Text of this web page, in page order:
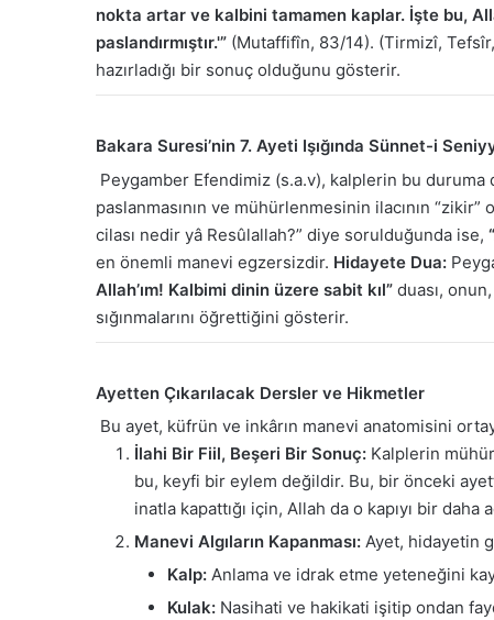
nokta artar ve kalbini tamamen kaplar. İşte bu,
paslandırmıştır.'” (Mutaffifîn, 83/14). (Tirmizî,
hazırladığı bir sonuç olduğunu gösterir.
Bakara Suresi’nin 7. Ayeti Işığında Sünnet-i
Peygamber Efendimiz (s.a.v), kalplerin bu
paslanmasının ve mühürlenmesinin ilacının
cilası nedir yâ Resûlallah?” diye sorulduğunda ise,
en önemli manevi egzersizdir. Hidayete Dua:
Allah’ım! Kalbimi dinin üzere sabit kıl” duası,
sığınmalarını öğrettiğini gösterir.
Ayetten Çıkarılacak Dersler ve Hikmetler
Bu ayet, küfrün ve inkârın manevi anatomisini
İlahi Bir Fiil, Beşeri Bir Sonuç: Kalplerin
bu, keyfi bir eylem değildir. Bu, bir önceki
inatla kapattığı için, Allah da o kapıyı bir
Manevi Algıların Kapanması: Ayet, hidayetin
Kalp: Anlama ve idrak etme yeteneğini
Kulak: Nasihati ve hakikati işitip ondan